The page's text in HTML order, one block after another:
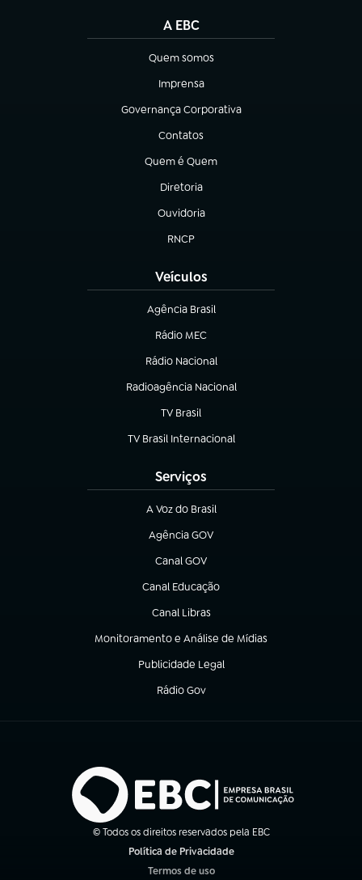
A EBC
Quem somos
(abre em nova aba)
Imprensa
(abre em nova aba)
Governança Corporativa
(abre em nova aba)
Contatos
(abre em nova aba)
Quem é Quem
(abre em nova aba)
Diretoria
(abre em nova aba)
Ouvidoria
(abre em nova aba)
RNCP
(abre em nova aba)
Veículos
Agência Brasil
(abre em nova aba)
Rádio MEC
(abre em nova aba)
Rádio Nacional
Radioagência Nacional
(abre em nova aba)
TV Brasil
(abre em nova aba)
TV Brasil Internacional
(abre em nova aba)
Serviços
A Voz do Brasil
(abre em nova aba)
Agência GOV
(abre em nova aba)
Canal GOV
(abre em nova aba)
Canal Educação
(abre em nova aba)
Canal Libras
(abre em nova aba)
Monitoramento e Análise de Mídias
(abre em nova aba)
Publicidade Legal
(abre em nova aba)
Rádio Gov
(abre em nova aba)
© Todos os direitos reservados pela EBC
Política de Privacidade
Termos de uso